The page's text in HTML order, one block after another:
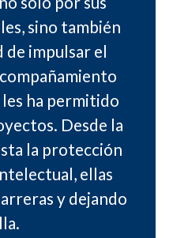
sino también
de impulsar el
ha permitido
Desde la
la protección
ellas
y dejando